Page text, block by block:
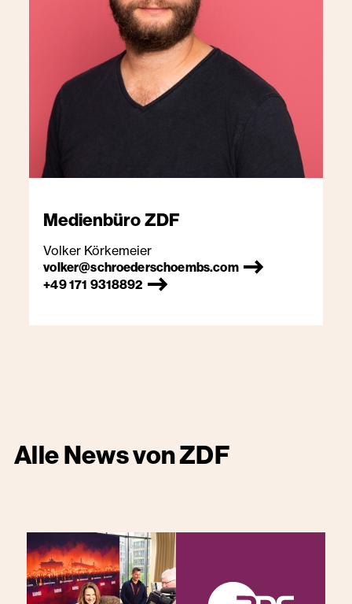
MedienbüroZDF
Volker Körkemeier
volker@schroederschoembs.com
+49 171 9318892
Alle News vonZDF